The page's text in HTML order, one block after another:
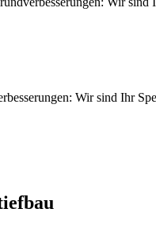
Wir sind Ihr